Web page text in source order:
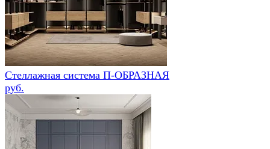
Стеллажная система П-ОБРАЗНАЯ
руб.